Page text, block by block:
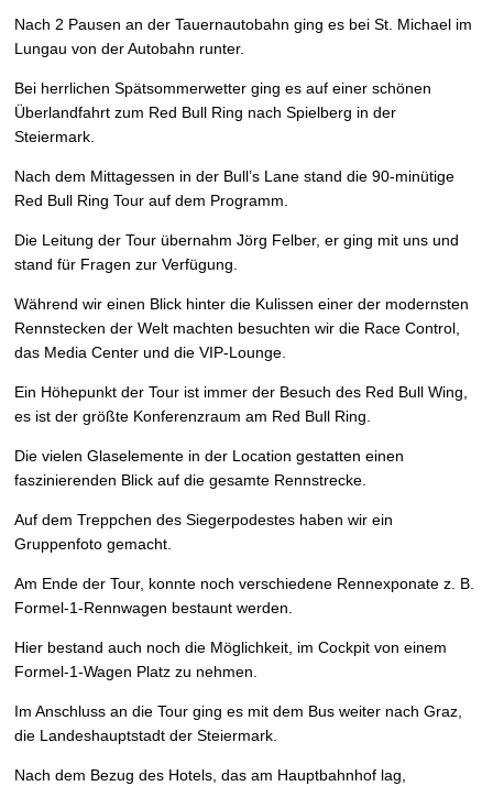
Nach 2 Pausen an der Tauernautobahn ging es bei St. Michael im
Lungau von der Autobahn runter.
Bei herrlichen Spätsommerwetter ging es auf einer schönen
Überlandfahrt zum Red Bull Ring nach Spielberg in der
Steiermark.
Nach dem Mittagessen in der Bull’s Lane stand die 90-minütige
Red Bull Ring Tour auf dem Programm.
Die Leitung der Tour übernahm Jörg Felber, er ging mit uns und
stand für Fragen zur Verfügung.
Während wir einen Blick hinter die Kulissen einer der modernsten
Rennstecken der Welt machten besuchten wir die Race Control,
das Media Center und die VIP-Lounge.
Ein Höhepunkt der Tour ist immer der Besuch des Red Bull Wing,
es ist der größte Konferenzraum am Red Bull Ring.
Die vielen Glaselemente in der Location gestatten einen
faszinierenden Blick auf die gesamte Rennstrecke.
Auf dem Treppchen des Siegerpodestes haben wir ein
Gruppenfoto gemacht.
Am Ende der Tour, konnte noch verschiedene Rennexponate z. B.
Formel-1-Rennwagen bestaunt werden.
Hier bestand auch noch die Möglichkeit, im Cockpit von einem
Formel-1-Wagen Platz zu nehmen.
Im Anschluss an die Tour ging es mit dem Bus weiter nach Graz,
die Landeshauptstadt der Steiermark.
Nach dem Bezug des Hotels, das am Hauptbahnhof lag,